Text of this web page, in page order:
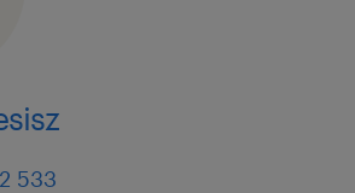
533